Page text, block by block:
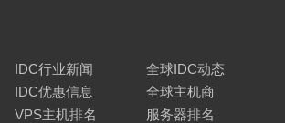
IDC行业新闻
全球IDC动态
IDC优惠信息
全球主机商
VPS主机排名
服务器排名